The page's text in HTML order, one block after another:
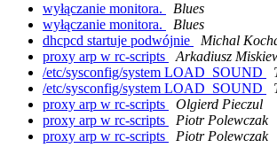
wyłączanie monitora.
Blues
wyłączanie monitora.
Blues
dhcpcd startuje podwójnie
Michal
proxy arp w rc-scripts
Arkadiusz
/etc/sysconfig/system LOAD_SOUND
/etc/sysconfig/system LOAD_SOUND
proxy arp w rc-scripts
Olgierd Pieczul
proxy arp w rc-scripts
Piotr Polewczak
proxy arp w rc-scripts
Piotr Polewczak